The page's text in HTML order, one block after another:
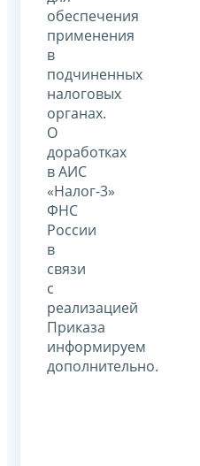
обеспечения
применения
в
подчиненных
налоговых
органах.
О
доработках
в АИС
«Налог-3»
ФНС
России
в
связи
с
реализацией
Приказа
информируем
дополнительно.